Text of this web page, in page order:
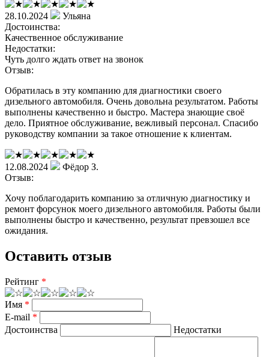
28.10.2024
Ульяна
Достоинства:
Качественное обслуживание
Недостатки:
Чуть долго ждать ответ на звонок
Отзыв:
Обратилась в эту компанию для диагностики своего
дизельного автомобиля. Очень довольна результатом. Работы
выполнены качественно и быстро. Мастера знающие своё
дело. Приятное обслуживание, вежливый персонал. Спасибо
руководству компании за такое отношение к клиентам.
12.08.2024
Фёдор З.
Отзыв:
Хочу поблагодарить компанию за отличную диагностику и
ремонт форсунок моего дизельного автомобиля. Работы были
выполнены быстро и качественно, результат превзошел все
ожидания.
Оставить отзыв
Рейтинг *
Имя *
E-mail *
Достоинства
Недостатки